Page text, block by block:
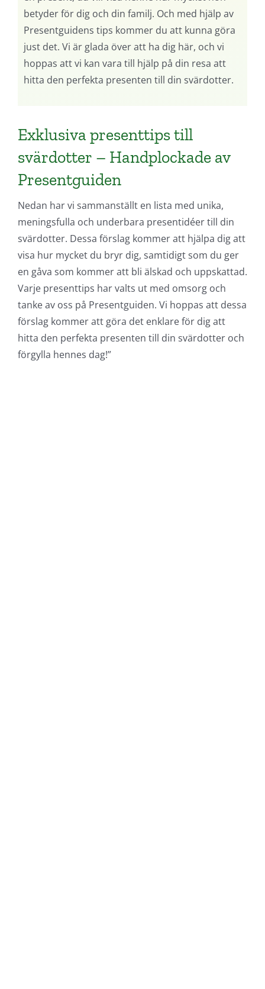
betyder för dig och din familj. Och med hjälp av
Presentguidens tips kommer du att kunna göra
just det. Vi är glada över att ha dig här, och vi
hoppas att vi kan vara till hjälp på din resa att
hitta den perfekta presenten till din svärdotter.
Exklusiva presenttips till
svärdotter – Handplockade av
Presentguiden
Nedan har vi sammanställt en lista med unika,
meningsfulla och underbara presentidéer till din
svärdotter. Dessa förslag kommer att hjälpa dig att
visa hur mycket du bryr dig, samtidigt som du ger
en gåva som kommer att bli älskad och uppskattad.
Varje presenttips har valts ut med omsorg och
tanke av oss på Presentguiden. Vi hoppas att dessa
förslag kommer att göra det enklare för dig att
hitta den perfekta presenten till din svärdotter och
förgylla hennes dag!”